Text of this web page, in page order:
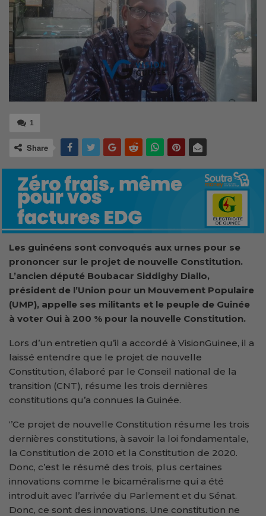
1
Share
Les guinéens sont convoqués aux urnes pour se
prononcer sur le projet de nouvelle Constitution.
L’ancien député Boubacar Siddighy Diallo,
président de l’Union pour un Mouvement Populaire
(UMP), appelle ses militants et le peuple de Guinée
à voter Oui à 200 % pour la nouvelle Constitution.
Lors d’un entretien qu’il a accordé à VisionGuinee, il a
laissé entendre que le projet de nouvelle
Constitution, élaboré par le Conseil national de la
transition (CNT), résume les trois dernières
constitutions qu’a connues la Guinée.
‘’Ce projet de nouvelle Constitution résume les trois
dernières constitutions, à savoir la loi fondamentale,
la Constitution de 2010 et la Constitution de 2020.
Donc, c’est le résumé des trois, plus certaines
innovations comme le bicaméralisme qui a été
introduit avec l’arrivée du Parlement et du Sénat.
Donc, ce sont des innovations. Une constitution ne